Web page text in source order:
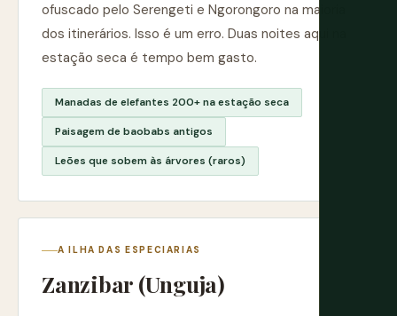
ofuscado pelo Serengeti e Ngorongoro na maioria
dos itinerários. Isso é um erro. Duas noites aqui na
estação seca é tempo bem gasto.
Manadas de elefantes 200+ na estação seca
Paisagem de baobabs antigos
Leões que sobem às árvores (raros)
A ILHA DAS ESPECIARIAS
Zanzibar (Unguja)